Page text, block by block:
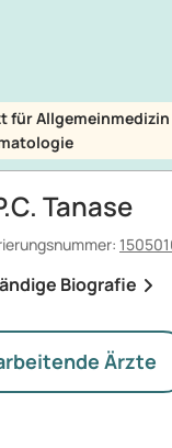
für
Tanase
Biografie
Ärzte